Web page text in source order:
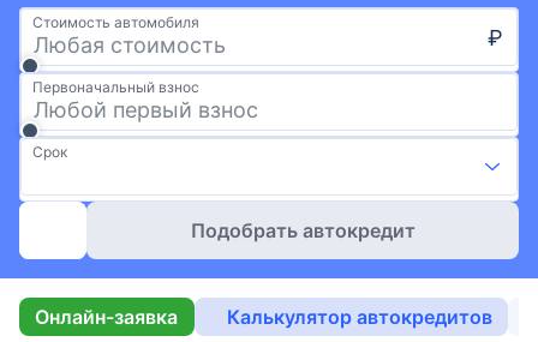
Стоимость автомобиля
₽
Первоначальный взнос
Срок
Подобрать автокредит
Онлайн-заявка Калькулятор автокредитов